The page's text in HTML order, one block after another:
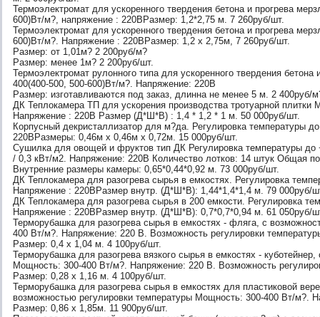
Термоэлектромат для ускоренного твердения бетона и прогрева
600)Вт/м?, напряжение : 220ВРазмер: 1,2*2,75 м. 7 260руб/шт.
Термоэлектромат для ускоренного твердения бетона и прогрева
600)Вт/м?. Напряжение : 220ВРазмер: 1,2 х 2,75м, 7 260руб/шт.
Размер: от 1,01м? 2 200руб/м?
Размер: менее 1м? 2 200руб/шт.
Термоэлектромат рулонного типа для ускоренного твердения
400(400-500, 500-600)Вт/м?. Напряжение: 220В
Размер: изготавливаются под заказ, длинна не менее 5 м. 2 400руб/
ДК Теплокамера ТП для ускорения производства тротуарной
Напряжение : 220В Размер (Д*Ш*В) : 1,4 * 1,2 * 1 м. 50 000руб/шт.
Корпусный декристаллизатор для м?да. Регулировка температуры
220ВРазмеры: 0,46м х 0,46м х 0,72м. 15 000руб/шт.
Сушилка для овощей и фруктов тип ДК Регулировка температуры
/ 0,3 кВт/м2. Напряжение: 220В Количество лотков: 14 штук Общая
Внутренние размеры камеры: 0,65*0,44*0,92 м. 73 000руб/шт.
ДК Теплокамера для разогрева сырья в емкостях. Регулировка
Напряжение : 220ВРазмер внутр. (Д*Ш*В): 1,44*1,4*1,4 м. 79 000руб/
ДК Теплокамера для разогрева сырья в 200 емкости. Регулировка
Напряжение : 220ВРазмер внутр. (Д*Ш*В): 0,7*0,7*0,94 м. 61 050руб/
Терморубашка для разогрева сырья в емкостях - фляга, с
400 Вт/м?. Напряжение: 220 В. Возможность регулировки
Размер: 0,4 х 1,04 м. 4 100руб/шт.
Терморубашка для разогрева вязкого сырья в емкостях -
Мощность: 300-400 Вт/м?. Напряжение: 220 В. Возможность
Размер: 0,28 х 1,16 м. 4 100руб/шт.
Терморубашка для разогрева сырья в емкостях для пластиковой
возможностью регулировки температуры Мощность: 300-400 Вт/м?.
Размер: 0,86 х 1,85м. 11 900руб/шт.